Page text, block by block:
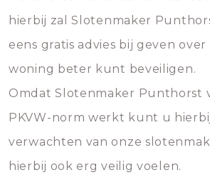
hierbij zal Slotenmaker
eens gratis advies bij geven
woning beter kunt beveiligen.
Omdat Slotenmaker Punthorst
PKVW-norm werkt kunt u
verwachten van onze
hierbij ook erg veilig voelen.